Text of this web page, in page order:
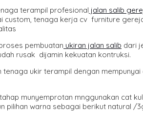
terampil profesional jalan salib
custom, tenaga kerja cv furniture
pembuatan ukiran jalan salib dari
rusak dijamin kekuatan kontruksi.
tenaga ukir terampil dengan
munyemprotan mnggunakan cat
pilihan warna sebagai berikut natural /